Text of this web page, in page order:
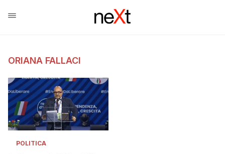
ORIANA FALLACI
POLITICA